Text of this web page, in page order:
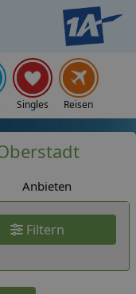
Singles Reisen
Anbieten
Filtern